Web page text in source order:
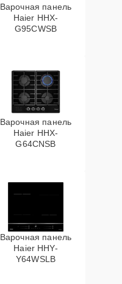
Варочная панель
Haier HHX-
G95CWSB
Варочная панель
Haier HHX-
G64CNSB
Варочная панель
Haier HHY-
Y64WSLB